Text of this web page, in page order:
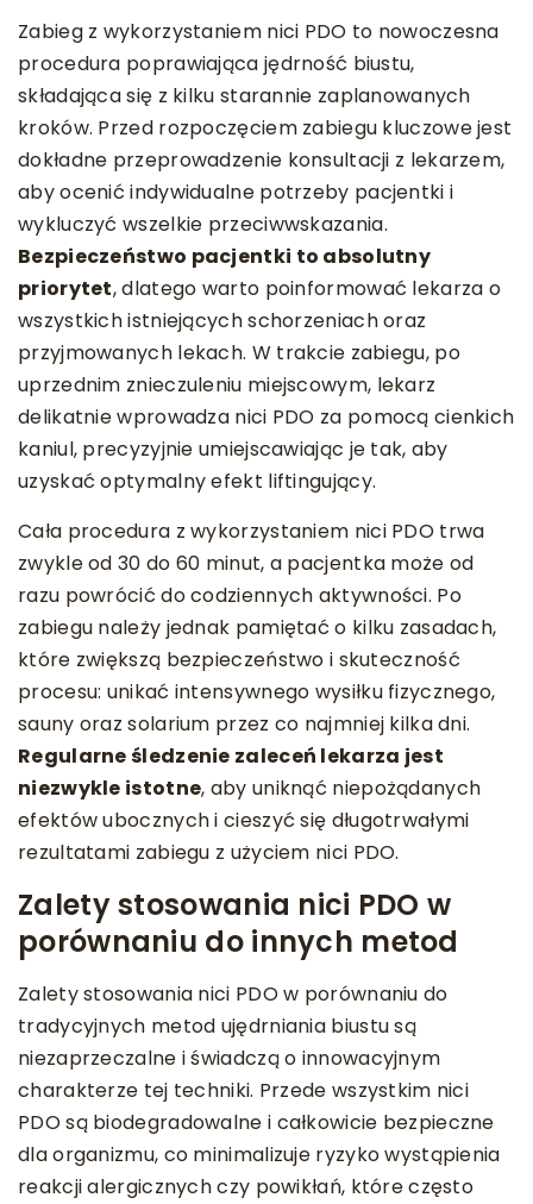
Zabieg z wykorzystaniem nici PDO to nowoczesna
procedura poprawiająca jędrność biustu,
składająca się z kilku starannie zaplanowanych
kroków. Przed rozpoczęciem zabiegu kluczowe jest
dokładne przeprowadzenie konsultacji z lekarzem,
aby ocenić indywidualne potrzeby pacjentki i
wykluczyć wszelkie przeciwwskazania.
Bezpieczeństwo pacjentki to absolutny
priorytet, dlatego warto poinformować lekarza o
wszystkich istniejących schorzeniach oraz
przyjmowanych lekach. W trakcie zabiegu, po
uprzednim znieczuleniu miejscowym, lekarz
delikatnie wprowadza nici PDO za pomocą cienkich
kaniul, precyzyjnie umiejscawiając je tak, aby
uzyskać optymalny efekt liftingujący.
Cała procedura z wykorzystaniem nici PDO trwa
zwykle od 30 do 60 minut, a pacjentka może od
razu powrócić do codziennych aktywności. Po
zabiegu należy jednak pamiętać o kilku zasadach,
które zwiększą bezpieczeństwo i skuteczność
procesu: unikać intensywnego wysiłku fizycznego,
sauny oraz solarium przez co najmniej kilka dni.
Regularne śledzenie zaleceń lekarza jest
niezwykle istotne, aby uniknąć niepożądanych
efektów ubocznych i cieszyć się długotrwałymi
rezultatami zabiegu z użyciem nici PDO.
Zalety stosowania nici PDO w
porównaniu do innych metod
Zalety stosowania nici PDO w porównaniu do
tradycyjnych metod ujędrniania biustu są
niezaprzeczalne i świadczą o innowacyjnym
charakterze tej techniki. Przede wszystkim nici
PDO są biodegradowalne i całkowicie bezpieczne
dla organizmu, co minimalizuje ryzyko wystąpienia
reakcji alergicznych czy powikłań, które często